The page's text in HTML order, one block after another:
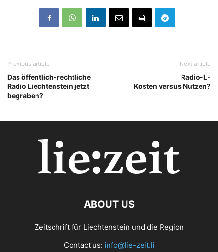
Previous article
Das öffentlich-rechtliche
Radio Liechtenstein jetzt
begraben?
Next article
Radio-L-
Kosten versus Nutzen?
ABOUT US
Zeitschrift für Liechtenstein und die Region
Contact us: info@lie-zeit.li